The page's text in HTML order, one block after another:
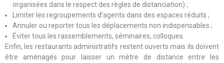
organisées dans le respect des règles de distanciation) ;
Limiter les regroupements d’agents dans des espaces réduits ;
Annuler ou reporter tous les déplacements non indispensables ;
Éviter tous les rassemblements, séminaires, colloques.
Enfin, les restaurants administratifs restent ouverts mais ils doivent
être aménagés pour laisser un mètre de distance entre les